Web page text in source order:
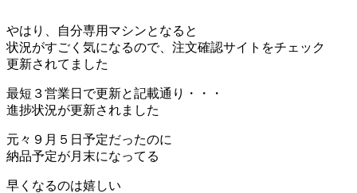
日
時
:
やはり、自分専用マシンとなると
状況がすごく気になるので、注文確認サイトをチェック
更新されてました
最短３営業日で更新と記載通り・・・
進捗状況が更新されました
元々９月５日予定だったのに
納品予定が月末になってる
早くなるのは嬉しい